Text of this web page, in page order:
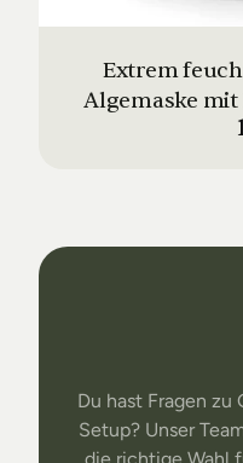
Extrem
Algemaske
Du hast Fragen zu
Setup? Unser